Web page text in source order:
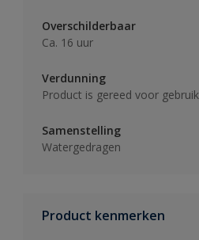
Overschilderbaar
Ca. 16 uur
Verdunning
Product is gereed voor gebruik
Samenstelling
Watergedragen
Product kenmerken